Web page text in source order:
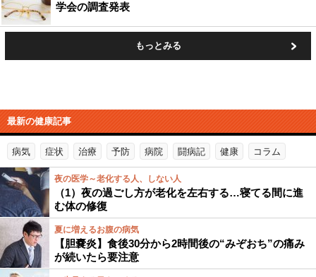
学会の調査発表
もっとみる
最新の健康記事
病気 症状 治療 予防 病院 闘病記 健康 コラム
夜の医学～老化する人、しない人
（1）夜の過ごし方が老化を左右する…寝てる間に進
む体の修復
夏に増えるお腹の病気
【胆嚢炎】食後30分から2時間後の“みぞおち”の痛み
が続いたら要注意